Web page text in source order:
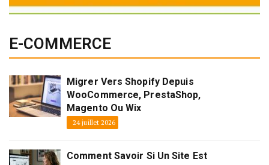
E-COMMERCE
Migrer Vers Shopify Depuis
WooCommerce, PrestaShop,
Magento Ou Wix
24 juillet 2026
Comment Savoir Si Un Site Est